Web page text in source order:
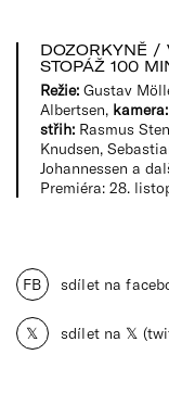
DOZORKYNĚ /
STOPÁŽ 100
Režie: Gustav
Albertsen, kamera:
střih: Rasmus
Knudsen,
Johannessen a
Premiéra: 28.
FB sdílet na
𝕏 sdílet na 𝕏